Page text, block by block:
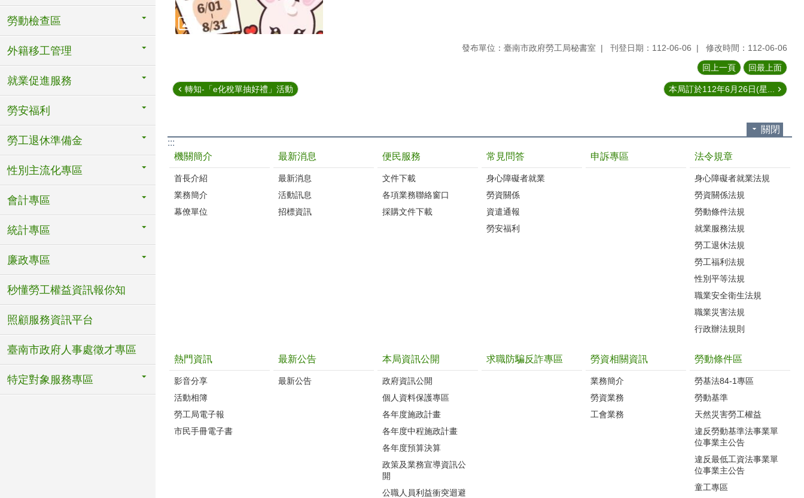
勞動檢查區
外籍移工管理
就業促進服務
勞安福利
勞工退休準備金
性別主流化專區
會計專區
統計專區
廉政專區
秒懂勞工權益資訊報你知
照顧服務資訊平台
臺南市政府人事處徵才專區
特定對象服務專區
發布單位：臺南市政府勞工局秘書室 刊登日期：112-06-06 修改時間：112-06-06
回上一頁 回最上面
轉知-「e化稅單抽好禮」活動 本局訂於112年6月26日(星...
關閉
:::
機關簡介
首長介紹
業務簡介
幕僚單位
最新消息
最新消息
活動訊息
招標資訊
便民服務
文件下載
各項業務聯絡窗口
採購文件下載
常見問答
身心障礙者就業
勞資關係
資遣通報
勞安福利
申訴專區 法令規章
身心障礙者就業法規
勞資關係法規
勞動條件法規
就業服務法規
勞工退休法規
勞工福利法規
性別平等法規
職業安全衛生法規
職業災害法規
行政辦法規則
熱門資訊
影音分享
活動相簿
勞工局電子報
市民手冊電子書
最新公告
最新公告
本局資訊公開
政府資訊公開
個人資料保護專區
各年度施政計畫
各年度中程施政計畫
各年度預算決算
政策及業務宣導資訊公
開
公職人員利益衝突迴避
求職防騙反詐專區 勞資相關資訊
業務簡介
勞資業務
工會業務
勞動條件區
勞基法84-1專區
勞動基準
天然災害勞工權益
違反勞動基準法事業單
位事業主公告
違反最低工資法事業單
位事業主公告
童工專區